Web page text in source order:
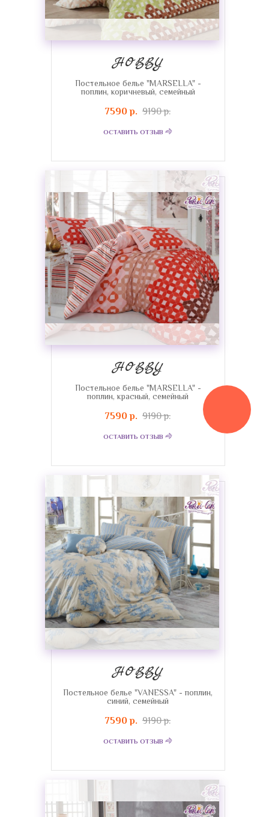
HOBBY
Постельное белье "MARSELLA" -
поплин, коричневый, семейный
7590 р. 9190 р.
ОСТАВИТЬ ОТЗЫВ
HOBBY
Постельное белье "MARSELLA" -
поплин, красный, семейный
7590 р. 9190 р.
ОСТАВИТЬ ОТЗЫВ
HOBBY
Постельное белье "VANESSA" - поплин,
синий, семейный
7590 р. 9190 р.
ОСТАВИТЬ ОТЗЫВ